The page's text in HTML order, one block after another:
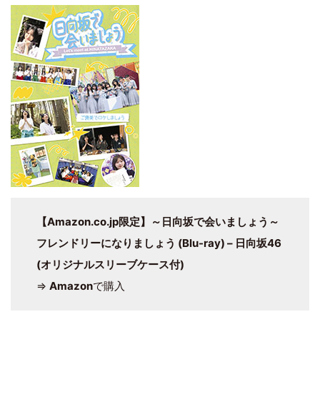
【Amazon.co.jp限定】～日向坂で会いましょう～
フレンドリーになりましょう (Blu-ray) – 日向坂46
(オリジナルスリーブケース付)
⇒ Amazonで購入